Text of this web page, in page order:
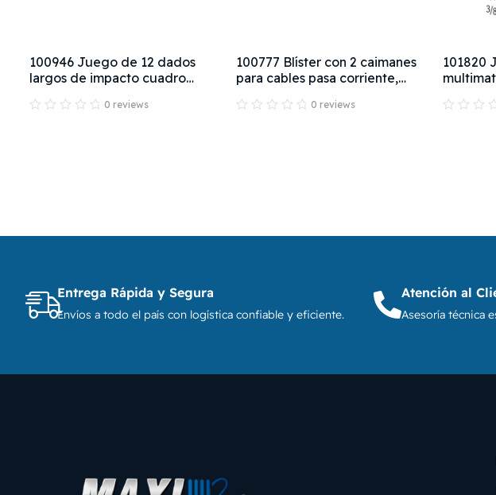
100946 Juego de 12 dados
largos de impacto cuadro
0 reviews
100777 Blíster con 2 caimanes
para cables pasa corriente,
0 reviews
101820
Entrega Rápida y Segura
Envíos a todo el país con logística confiable y eficiente.
Atención al
Asesoría técnica